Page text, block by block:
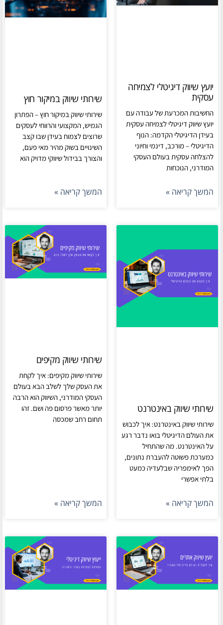
יועץ שיווק דיגיטלי לצמיחה
עסקית
החשיבות המכרעת של עבודה עם
יועץ שיווק דיגיטלי לצמיחה עסקית
בעידן הדיגיטלי הקדמה: הנוף
הדיגיטלי – מורכב, דינמי וחיוני
להצלחה עסקית בעולם העסקי
המודרני, הנוכחות
המשך קריאה »
שירותי שיווק במיקור חוץ
שירותי שיווק במיקור חוץ – הפתרון
הגמיש, המקצועי והרווחי לעסקים
שרוצים לצמוח בעידן שבו קצב
השינויים בשוק מהיר מאי פעם,
והצורך בבידול שיווקי מדויק הוא
המשך קריאה »
שירותי שיווק באינטרנט
שירותי שיווק באינטרנט: איך לכבוש
את העולם הדיגיטלי בואו נדבר רגע
על האינטרנט. מה שהתחיל
כמערכת פשוטה להעברת נתונים,
הפך לאימפריה שבלעדיה כמעט
בלתי אפשרי
המשך קריאה »
שירותי שיווק מקיפים
שירותי שיווק מקיפים: איך לקחת
את העסק שלך לשלב הבא בעולם
העסקי המודרני, השיווק הוא הרבה
יותר מאשר פרסום פה ושם. זהו
תחום רחב שמכסה
המשך קריאה »